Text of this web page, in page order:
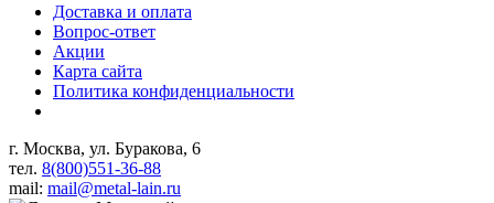
Доставка и оплата
Вопрос-ответ
Акции
Карта сайта
Политика конфиденциальности
г. Москва, ул. Буракова, 6
тел. 8(800)551-36-88
mail: mail@metal-lain.ru